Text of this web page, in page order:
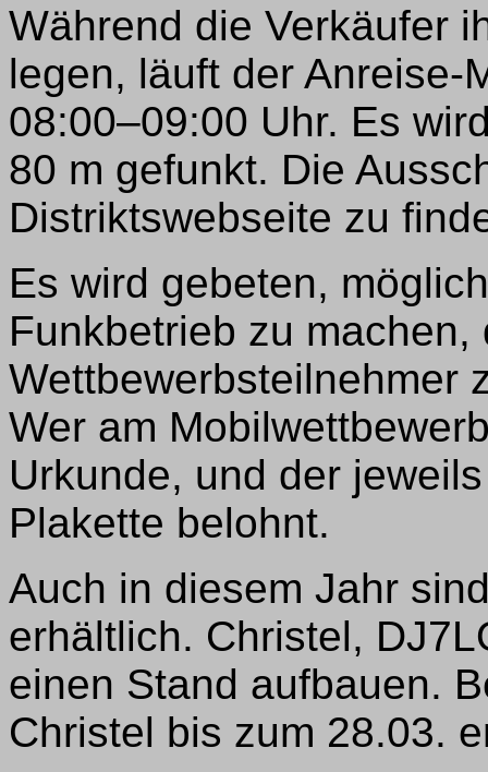
Während die Verkäufer
legen, läuft der Anreise-
08:00–09:00 Uhr. Es
80 m gefunkt. Die
Distriktswebseite zu
Es wird gebeten,
Funkbetrieb zu machen,
Wettbewerbsteilnehmer
Wer am
Urkunde, und der
Plakette belohnt.
Auch in diesem Jahr
erhältlich. Christel,
einen Stand aufbauen.
Christel bis zum 28.03.